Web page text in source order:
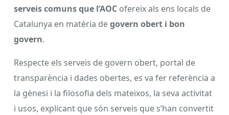
serveis comuns que l’AOC ofereix als ens locals de
Catalunya en matèria degovern obert i bon
govern.
Respecte els serveis de govern obert, portal de
transparència i dades obertes, es va fer referència a
la gènesi i la filosofia dels mateixos, la seva activitat
i usos, explicant que són serveis que s’han convertit